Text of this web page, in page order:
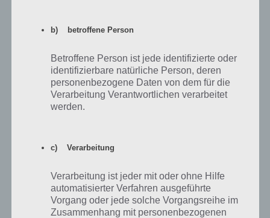
Anonym 09.09.2019 21:52
Leute ich brauche bis morgen früh 10.9.19 Seite 21 Nummer 14 a-c
bitte brauche es unbedingt. LG
Anonym 26.08.2019 15:57
Ich brauch Seite 53 Nummer 13 ?
b) betroffene Person
Betroffene Person ist jede identifizierte oder
identifizierbare natürliche Person, deren
personenbezogene Daten von dem für die
Verarbeitung Verantwortlichen verarbeitet
werden.
c) Verarbeitung
Verarbeitung ist jeder mit oder ohne Hilfe
automatisierter Verfahren ausgeführte
Vorgang oder jede solche Vorgangsreihe im
Zusammenhang mit personenbezogenen